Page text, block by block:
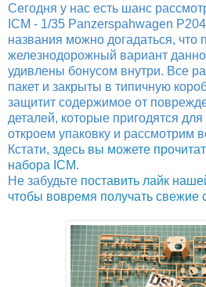
Сегодня у нас есть шанс
ICM - 1/35 Panzerspahwagen
названия можно догадаться, что
железнодорожный вариант
удивлены бонусом внутри. Все
пакет и закрыты в типичную
защитит содержимое от
деталей, которые пригодятся
откроем упаковку и рассмотрим
Кстати, здесь вы можете
набора ICM.
Не забудьте поставить лайк
чтобы вовремя получать свежие